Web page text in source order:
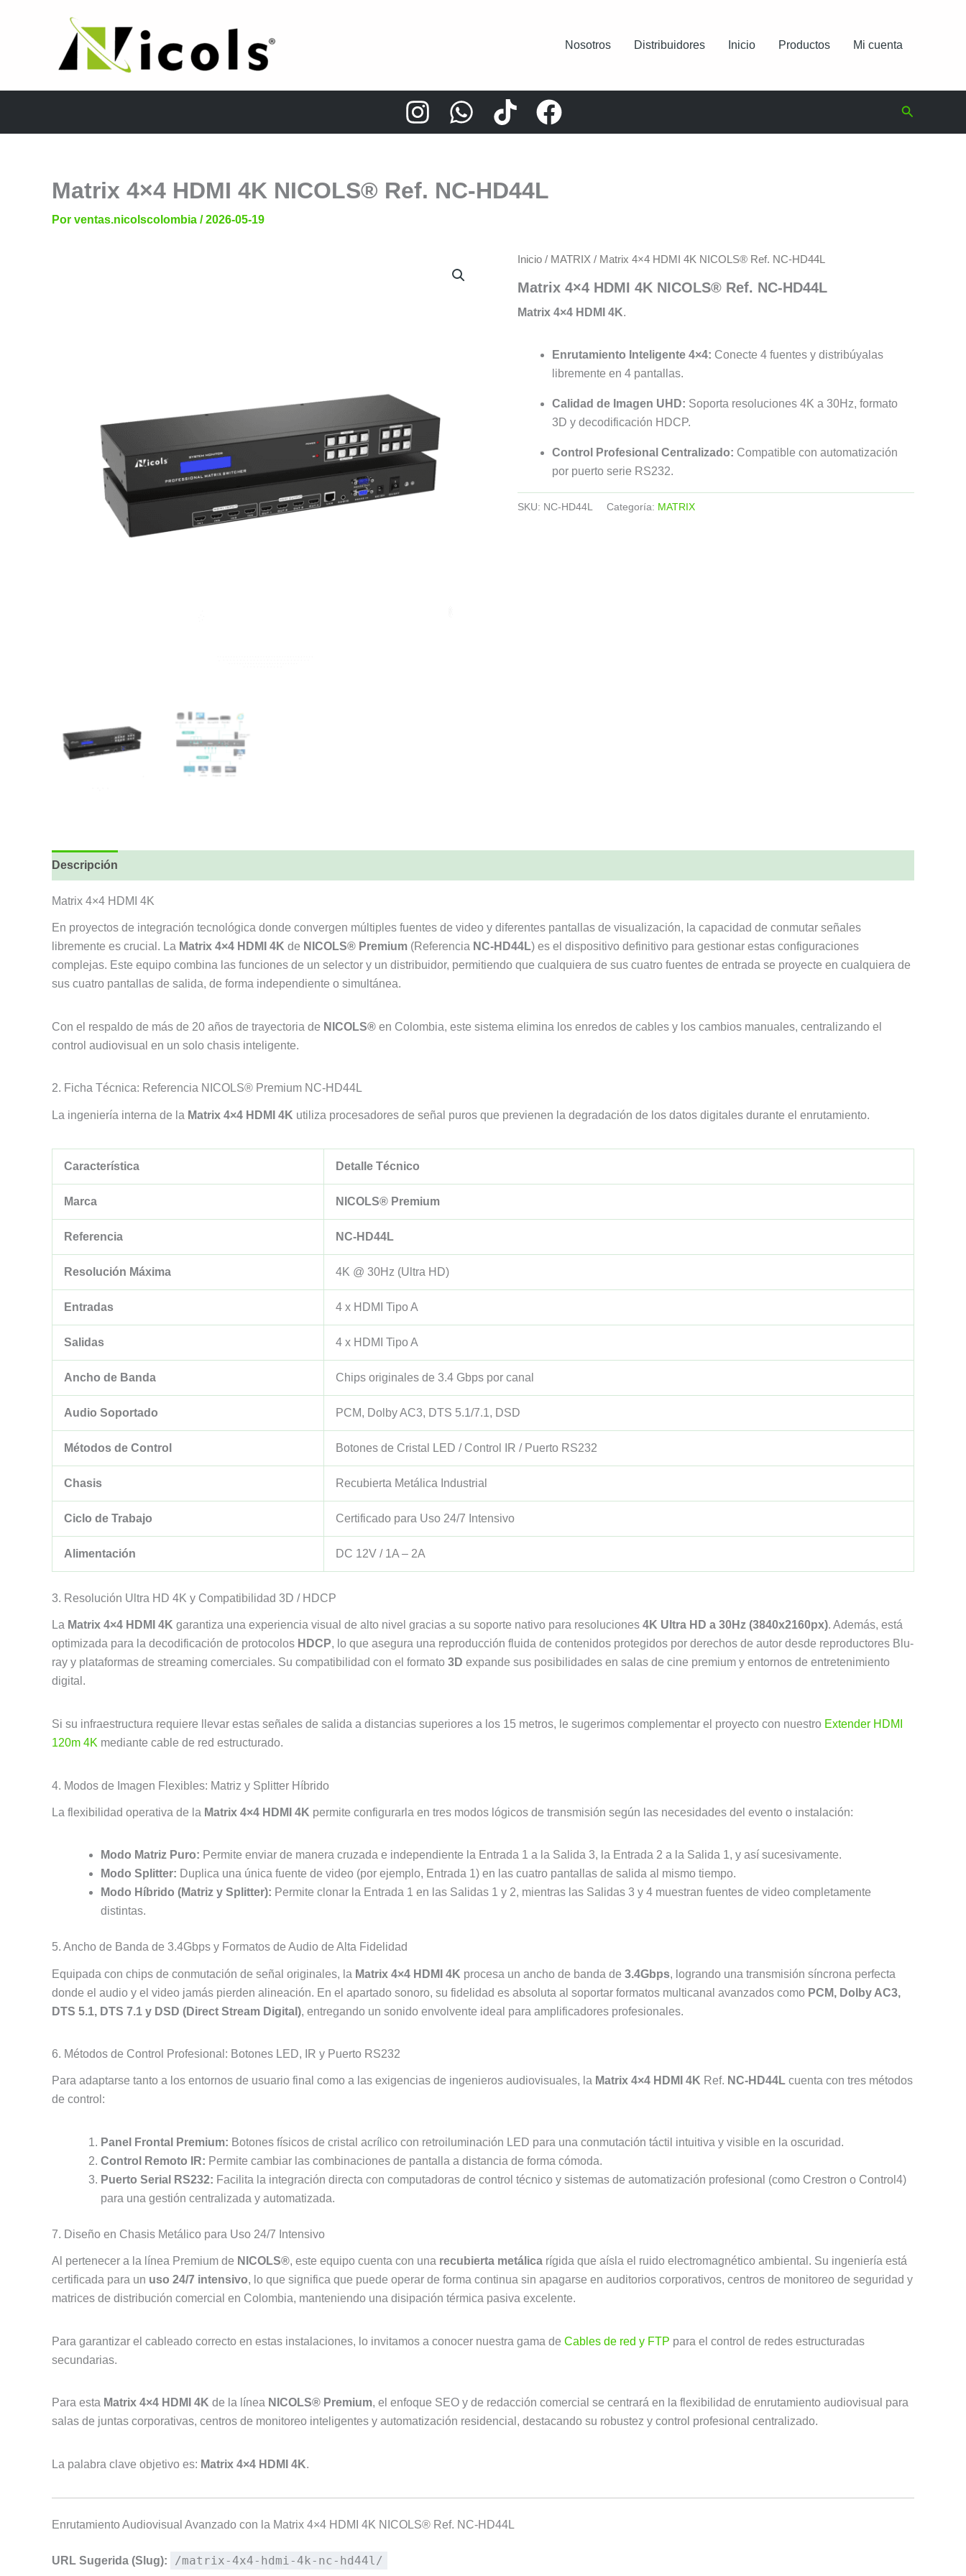
Nosotros Distribuidores Inicio Productos Mi cuenta
Buscar
Matrix 4×4 HDMI 4K NICOLS® Ref. NC-HD44L
Por ventas.nicolscolombia /2026-05-19
Inicio / MATRIX / Matrix 4×4 HDMI 4K NICOLS® Ref. NC-HD44L
Matrix 4×4 HDMI 4K NICOLS® Ref. NC-HD44L
Matrix 4×4 HDMI 4K.
Enrutamiento Inteligente 4×4: Conecte 4 fuentes y distribúyalas
libremente en 4 pantallas.
Calidad de Imagen UHD: Soporta resoluciones 4K a 30Hz, formato
3D y decodificación HDCP.
Control Profesional Centralizado: Compatible con automatización
por puerto serie RS232.
SKU: NC-HD44L Categoría: MATRIX
Descripción
Matrix 4×4 HDMI 4K
En proyectos de integración tecnológica donde convergen múltiples fuentes de video y diferentes pantallas de visualización, la capacidad de conmutar señales
libremente es crucial. La Matrix 4×4 HDMI 4K de NICOLS® Premium (Referencia NC-HD44L) es el dispositivo definitivo para gestionar estas configuraciones
complejas. Este equipo combina las funciones de un selector y un distribuidor, permitiendo que cualquiera de sus cuatro fuentes de entrada se proyecte en cualquiera de
sus cuatro pantallas de salida, de forma independiente o simultánea.
Con el respaldo de más de 20 años de trayectoria de NICOLS® en Colombia, este sistema elimina los enredos de cables y los cambios manuales, centralizando el
control audiovisual en un solo chasis inteligente.
2. Ficha Técnica: Referencia NICOLS® Premium NC-HD44L
La ingeniería interna de la Matrix 4×4 HDMI 4K utiliza procesadores de señal puros que previenen la degradación de los datos digitales durante el enrutamiento.
Característica Detalle Técnico
Marca NICOLS® Premium
Referencia NC-HD44L
Resolución Máxima 4K @ 30Hz (Ultra HD)
Entradas 4 x HDMI Tipo A
Salidas 4 x HDMI Tipo A
Ancho de Banda Chips originales de 3.4 Gbps por canal
Audio Soportado PCM, Dolby AC3, DTS 5.1/7.1, DSD
Métodos de Control Botones de Cristal LED / Control IR / Puerto RS232
Chasis Recubierta Metálica Industrial
Ciclo de Trabajo Certificado para Uso 24/7 Intensivo
Alimentación DC 12V / 1A – 2A
3. Resolución Ultra HD 4K y Compatibilidad 3D / HDCP
La Matrix 4×4 HDMI 4K garantiza una experiencia visual de alto nivel gracias a su soporte nativo para resoluciones 4K Ultra HD a 30Hz (3840x2160px). Además, está
optimizada para la decodificación de protocolos HDCP, lo que asegura una reproducción fluida de contenidos protegidos por derechos de autor desde reproductores Blu-
ray y plataformas de streaming comerciales. Su compatibilidad con el formato 3D expande sus posibilidades en salas de cine premium y entornos de entretenimiento
digital.
Si su infraestructura requiere llevar estas señales de salida a distancias superiores a los 15 metros, le sugerimos complementar el proyecto con nuestro Extender HDMI
120m 4K mediante cable de red estructurado.
4. Modos de Imagen Flexibles: Matriz y Splitter Híbrido
La flexibilidad operativa de la Matrix 4×4 HDMI 4K permite configurarla en tres modos lógicos de transmisión según las necesidades del evento o instalación:
Modo Matriz Puro: Permite enviar de manera cruzada e independiente la Entrada 1 a la Salida 3, la Entrada 2 a la Salida 1, y así sucesivamente.
Modo Splitter: Duplica una única fuente de video (por ejemplo, Entrada 1) en las cuatro pantallas de salida al mismo tiempo.
Modo Híbrido (Matriz y Splitter): Permite clonar la Entrada 1 en las Salidas 1 y 2, mientras las Salidas 3 y 4 muestran fuentes de video completamente
distintas.
5. Ancho de Banda de 3.4Gbps y Formatos de Audio de Alta Fidelidad
Equipada con chips de conmutación de señal originales, la Matrix 4×4 HDMI 4K procesa un ancho de banda de 3.4Gbps, logrando una transmisión síncrona perfecta
donde el audio y el video jamás pierden alineación. En el apartado sonoro, su fidelidad es absoluta al soportar formatos multicanal avanzados como PCM, Dolby AC3,
DTS 5.1, DTS 7.1 y DSD (Direct Stream Digital), entregando un sonido envolvente ideal para amplificadores profesionales.
6. Métodos de Control Profesional: Botones LED, IR y Puerto RS232
Para adaptarse tanto a los entornos de usuario final como a las exigencias de ingenieros audiovisuales, la Matrix 4×4 HDMI 4K Ref. NC-HD44L cuenta con tres métodos
de control:
Panel Frontal Premium: Botones físicos de cristal acrílico con retroiluminación LED para una conmutación táctil intuitiva y visible en la oscuridad.
Control Remoto IR: Permite cambiar las combinaciones de pantalla a distancia de forma cómoda.
Puerto Serial RS232: Facilita la integración directa con computadoras de control técnico y sistemas de automatización profesional (como Crestron o Control4)
para una gestión centralizada y automatizada.
7. Diseño en Chasis Metálico para Uso 24/7 Intensivo
Al pertenecer a la línea Premium de NICOLS®, este equipo cuenta con una recubierta metálica rígida que aísla el ruido electromagnético ambiental. Su ingeniería está
certificada para un uso 24/7 intensivo, lo que significa que puede operar de forma continua sin apagarse en auditorios corporativos, centros de monitoreo de seguridad y
matrices de distribución comercial en Colombia, manteniendo una disipación térmica pasiva excelente.
Para garantizar el cableado correcto en estas instalaciones, lo invitamos a conocer nuestra gama de Cables de red y FTP para el control de redes estructuradas
secundarias.
Para esta Matrix 4×4 HDMI 4K de la línea NICOLS® Premium, el enfoque SEO y de redacción comercial se centrará en la flexibilidad de enrutamiento audiovisual para
salas de juntas corporativas, centros de monitoreo inteligentes y automatización residencial, destacando su robustez y control profesional centralizado.
La palabra clave objetivo es: Matrix 4×4 HDMI 4K.
Enrutamiento Audiovisual Avanzado con la Matrix 4×4 HDMI 4K NICOLS® Ref. NC-HD44L
URL Sugerida (Slug): /matrix-4x4-hdmi-4k-nc-hd44l/